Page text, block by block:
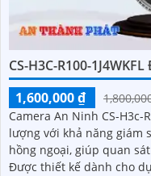
CS-H3C-R100-
1,600,000 ₫
Camera An Ninh CS-H3c-
lượng với khả năng giám
hồng ngoại, giúp quan
Được thiết kế dành cho